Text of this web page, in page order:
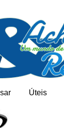
Úteis